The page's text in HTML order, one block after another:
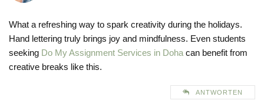
What a refreshing way to spark creativity during the holidays.
Hand lettering truly brings joy and mindfulness. Even students
seeking Do My Assignment Services in Doha can benefit from
creative breaks like this.
ANTWORTEN